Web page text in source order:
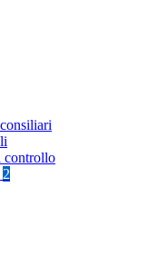
controllo
2